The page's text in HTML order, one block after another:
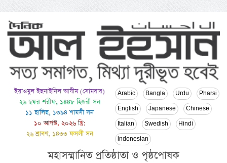
ইয়াওমুল ইছনাইনিল আযীম (সোমবার)
২৬ ছফর শরীফ, ১৪৪৮ হিজরী সন
১১ ছালিছ, ১৩৯৪ শামসী সন
১০ আগস্ট, ২০২৬ খ্রি:
২৬ শ্রাবণ, ১৪৩৩ ফসলী সন
Arabic Bangla Urdu Pharsi
English Japanese Chinese
Italian Swedish Hindi
indonesian
মহাসম্মানিত প্রতিষ্ঠাতা ও পৃষ্ঠপোষক